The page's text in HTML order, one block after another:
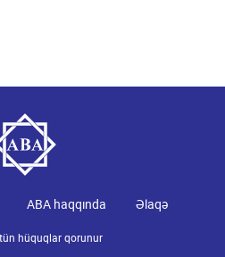
ABA haqqında Əlaqə
hüquqlar qorunur